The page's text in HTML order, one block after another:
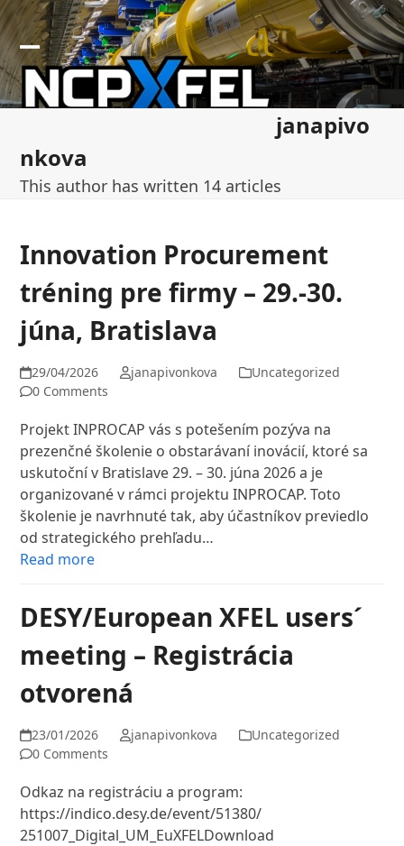
Skip
to
content
Open
mobile
Close
mobile
janapivo
nkova
This author has written 14 articles
Innovation Procurement
tréning pre firmy – 29.-30.
júna, Bratislava
29/04/2026 janapivonkova
Uncategorized
0 Comments
Projekt INPROCAP vás s potešením pozýva na
prezenčné školenie o obstarávaní inovácií, ktoré sa
uskutoční v Bratislave 29. – 30. júna 2026 a je
organizované v rámci projektu INPROCAP. Toto
školenie je navrhnuté tak, aby účastníkov previedlo
od strategického prehľadu…
Read more
DESY/European XFEL users´
meeting – Registrácia
otvorená
23/01/2026 janapivonkova
Uncategorized
0 Comments
Odkaz na registráciu a program:
https://indico.desy.de/event/51380/
251007_Digital_UM_EuXFELDownload